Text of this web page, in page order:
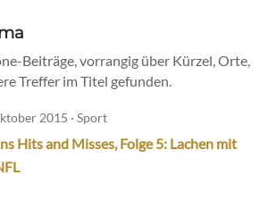
Beiträge, vorrangig über Kürzel, Orte,
Treffer im Titel gefunden.
2015 · Sport
Hits and Misses, Folge 5: Lachen mit